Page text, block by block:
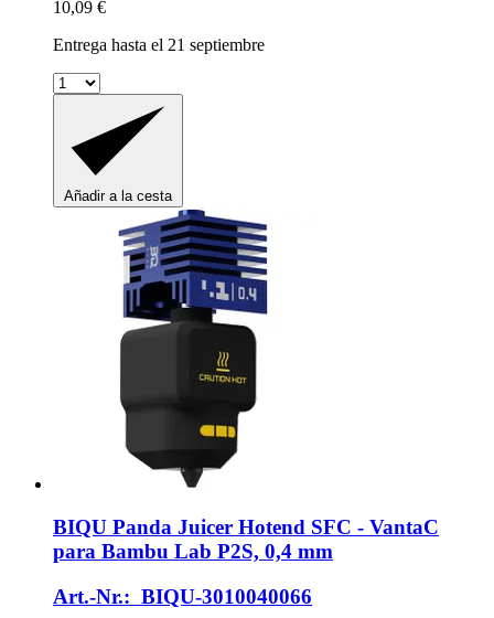
10,09 €
Entrega hasta el 21 septiembre
Añadir a la cesta
BIQU Panda Juicer Hotend SFC -​ VantaC
para Bambu Lab P2S, 0,4 mm
Art.-Nr.: BIQU-3010040066